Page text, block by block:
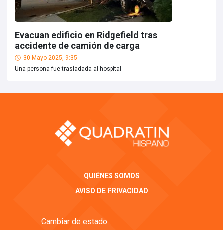
Evacuan edificio en Ridgefield tras
accidente de camión de carga
30 Mayo 2025, 9:35
Una persona fue trasladada al hospital
QUIÉNES SOMOS
AVISO DE PRIVACIDAD
Cambiar de estado